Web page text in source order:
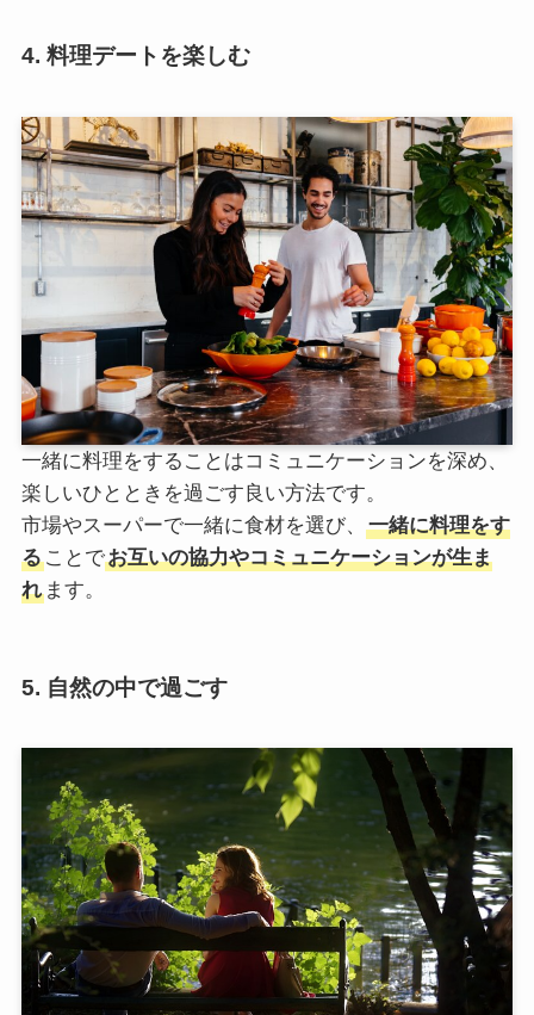
4. 料理デートを楽しむ
一緒に料理をすることはコミュニケーションを深め、
楽しいひとときを過ごす良い方法です。
市場やスーパーで一緒に食材を選び、
一緒に料理をす
ることでお互いの協力やコミュニケーションが生ま
れます。
5. 自然の中で過ごす